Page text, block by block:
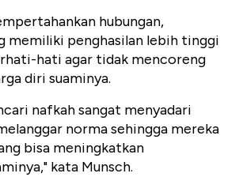
hubungan,
memiliki penghasilan lebih tinggi
hati agar tidak mencoreng
diri suaminya.
nafkah sangat menyadari
norma sehingga mereka
bisa meningkatkan
kata Munsch.